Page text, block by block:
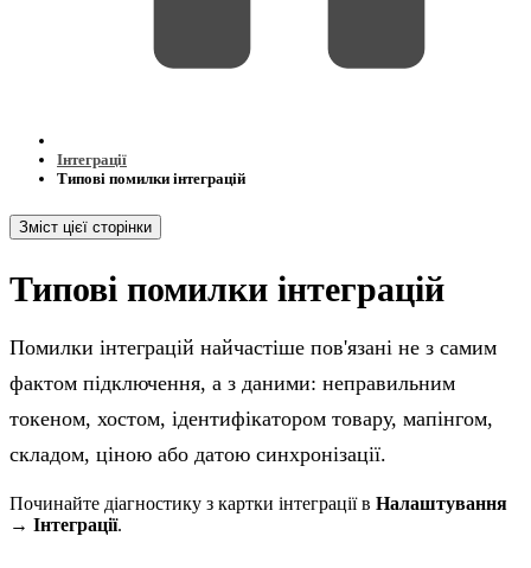
Інтеграції
Типові помилки інтеграцій
Зміст цієї сторінки
Типові помилки інтеграцій
Помилки інтеграцій найчастіше пов'язані не з самим
фактом підключення, а з даними: неправильним
токеном, хостом, ідентифікатором товару, мапінгом,
складом, ціною або датою синхронізації.
Починайте діагностику з картки інтеграції в Налаштування
→ Інтеграції.